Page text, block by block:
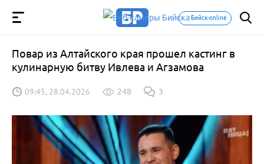
Бийск-online
Повар из Алтайского края прошел кастинг в
кулинарную битву Ивлева и Агзамова
09:45, 28.04.2026 248 3